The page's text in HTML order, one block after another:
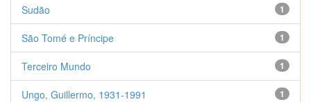
1
Sudão
1
São Tomé e Príncipe
1
Terceiro Mundo
1
Ungo, Guillermo, 1931-1991